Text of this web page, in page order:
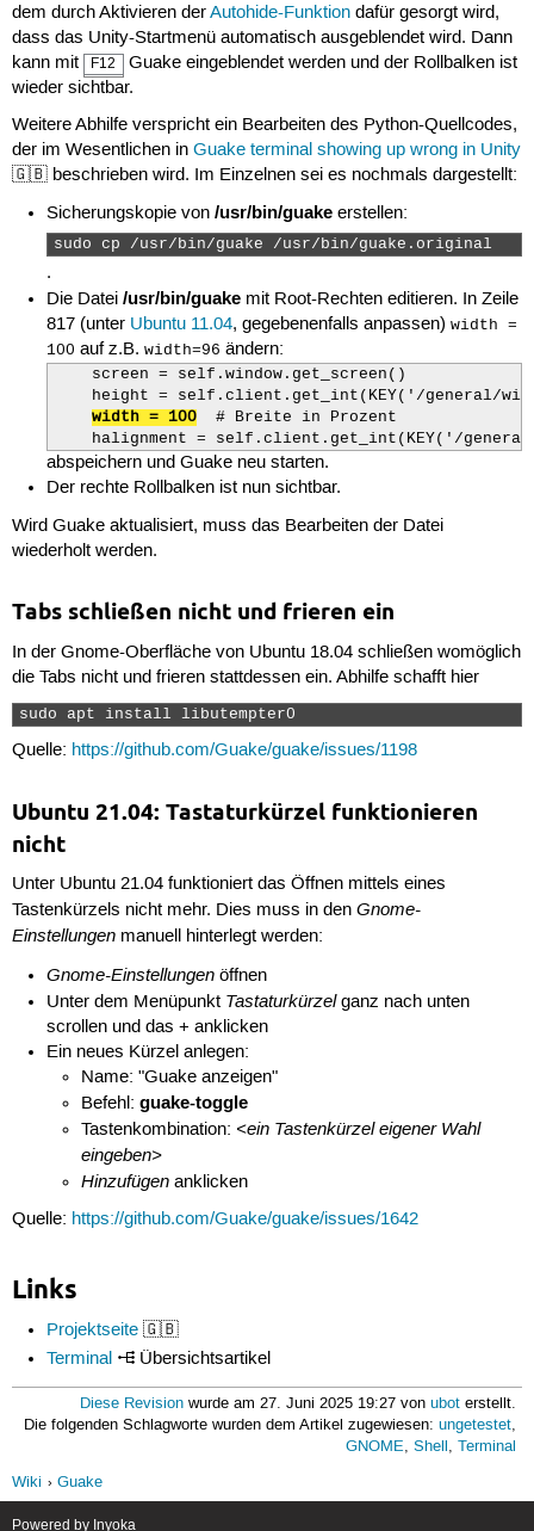
dem durch Aktivieren derAutohide-Funktiondafür gesorgt wird,
dass das Unity-Startmenü automatisch ausgeblendet wird. Dann
kann mit
F12
Guake eingeblendet werden und der Rollbalken ist
wieder sichtbar.
Weitere Abhilfe verspricht ein Bearbeiten des Python-Quellcodes,
der im Wesentlichen in Guake terminal showing up wrong in Unity
🇬🇧 beschrieben wird. Im Einzelnen sei es nochmals dargestellt:
Sicherungskopie von/usr/bin/guake erstellen:
sudo cp /usr/bin/guake /usr/bin/guake.original
.
Die Datei/usr/bin/guake mit Root-Rechten editieren. In Zeile
817 (unter Ubuntu 11.04, gegebenenfalls anpassen)width =
100 auf z.B.width=96 ändern:
    screen = self.window.get_screen()
height = self.client.get_int(KEY('/general/
width = 100
  # Breite in Prozent
halignment = self.client.get_int(KEY('/
abspeichern und Guake neu starten.
Der rechte Rollbalken ist nun sichtbar.
Wird Guake aktualisiert, muss das Bearbeiten der Datei
wiederholt werden.
Tabs schließen nicht und frieren ein
In der Gnome-Oberfläche von Ubuntu 18.04 schließen womöglich
die Tabs nicht und frieren stattdessen ein. Abhilfe schafft hier
sudo apt install libutempter0
Quelle: https://github.com/Guake/guake/issues/1198
Ubuntu 21.04: Tastaturkürzel funktionieren
nicht
Unter Ubuntu 21.04 funktioniert das Öffnen mittels eines
Tastenkürzels nicht mehr. Dies muss in den Gnome-
Einstellungenmanuell hinterlegt werden:
Gnome-Einstellungen öffnen
Unter dem Menüpunkt Tastaturkürzelganz nach unten
scrollen und das + anklicken
Ein neues Kürzel anlegen:
Name: "Guake anzeigen"
Befehl:guake-toggle
Tastenkombination: <ein Tastenkürzel eigener Wahl
eingeben>
Hinzufügen anklicken
Quelle: https://github.com/Guake/guake/issues/1642
Links
Projektseite 🇬🇧
Terminal
Übersichtsartikel
Diese Revision wurde am 27. Juni 2025 19:27 vonubot erstellt.
Die folgenden Schlagworte wurden dem Artikel zugewiesen:ungetestet,
GNOME,Shell,Terminal
Wiki
Guake
Powered by Inyoka